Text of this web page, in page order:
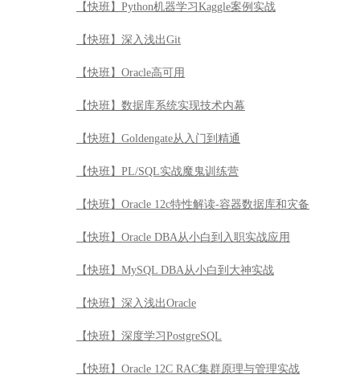
【快班】Python机器学习Kaggle案例实战
【快班】深入浅出Git
【快班】Oracle高可用
【快班】数据库系统实现技术内幕
【快班】Goldengate从入门到精通
【快班】PL/SQL实战魔鬼训练营
【快班】Oracle 12c特性解读-容器数据库和灾备
【快班】Oracle DBA从小白到入职实战应用
【快班】MySQL DBA从小白到大神实战
【快班】深入浅出Oracle
【快班】深度学习PostgreSQL
【快班】Oracle 12C RAC集群原理与管理实战